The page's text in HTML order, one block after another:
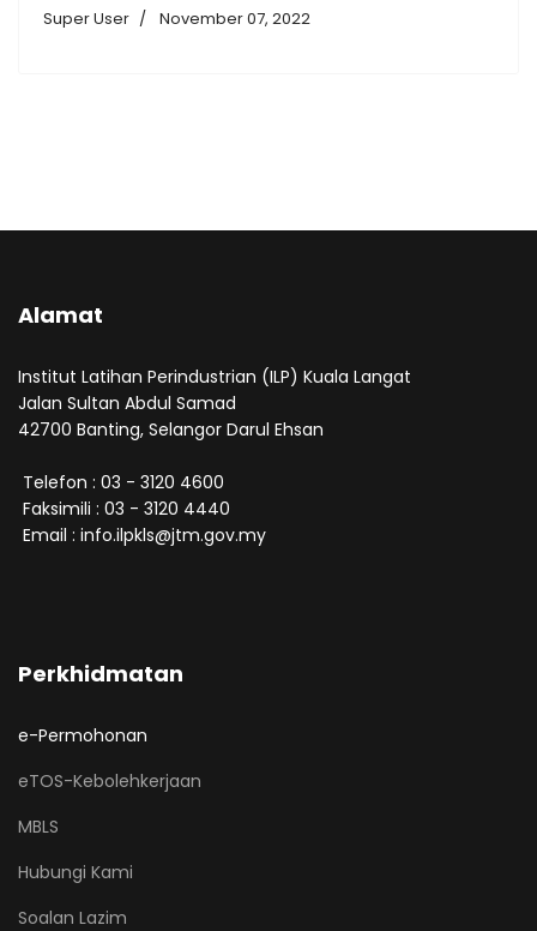
Super User November 07, 2022
Alamat
Institut Latihan Perindustrian (ILP) Kuala Langat
Jalan Sultan Abdul Samad
42700 Banting, Selangor Darul Ehsan
Telefon : 03 - 3120 4600
Faksimili : 03 - 3120 4440
Email : info.ilpkls@jtm.gov.my
Perkhidmatan
e-Permohonan
eTOS-Kebolehkerjaan
MBLS
Hubungi Kami
Soalan Lazim